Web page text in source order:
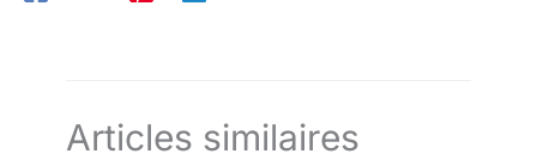
Articles similaires